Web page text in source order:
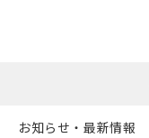
お知らせ・最新情報